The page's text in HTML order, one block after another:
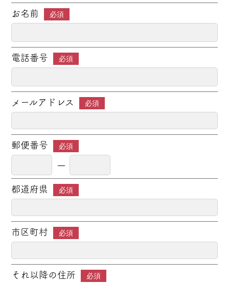
お名前 必須
電話番号 必須
メールアドレス 必須
郵便番号 必須
都道府県 必須
市区町村 必須
それ以降の住所 必須